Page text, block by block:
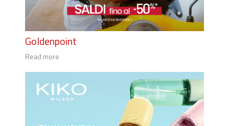
Goldenpoint
Read more